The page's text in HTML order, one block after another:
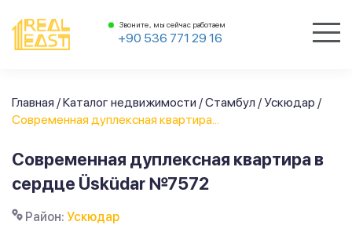
Звоните, мы сейчас работаем
+90 536 771 29 16
Главная /Каталог недвижимости /Стамбул /Ускюдар /
Современная дуплексная квартира...
Современная дуплексная квартира в
сердце Üsküdar №7572
Район: Ускюдар